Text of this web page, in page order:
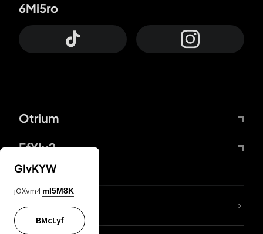
Otrium
FfYIy2
6Mi5ro
Lj7sBL
GIvKYW
jOXvm4 mI5M8K
BMcLyf